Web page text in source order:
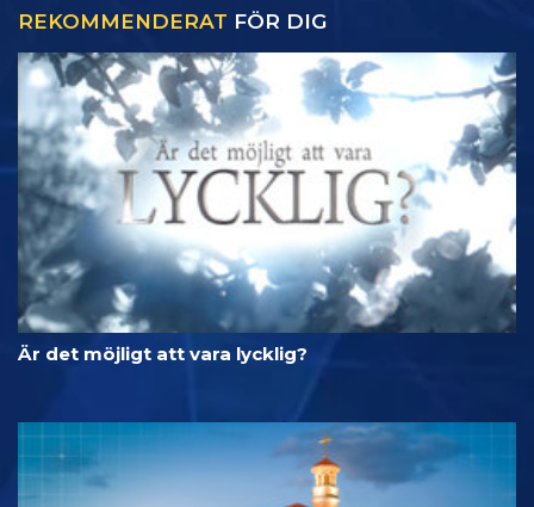
REKOMMENDERAT FÖR DIG
Är det möjligt att vara lycklig?